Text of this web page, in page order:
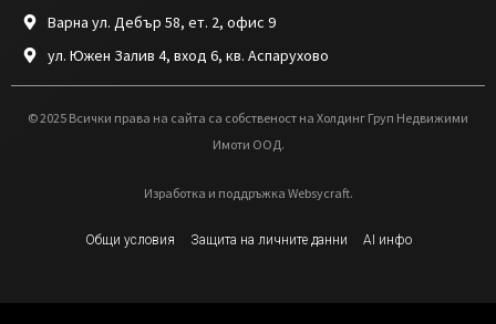
Варна ул. Дебър 58, ет. 2, офис 9
ул. Южен Залив 4, вход 6, кв. Аспарухово
© 2025 Всички права на сайта са собственост на Холдинг Груп Недвижими
Имоти ООД.
Изработка и поддръжка Websycraft.
Общи условия Защита на личните данни AI инфо